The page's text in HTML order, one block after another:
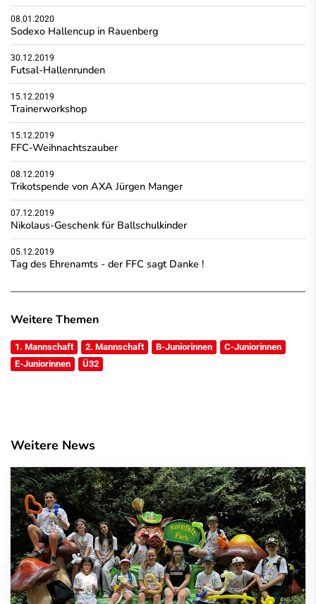
08.01.2020
Sodexo Hallencup in Rauenberg
30.12.2019
Futsal-Hallenrunden
15.12.2019
Trainerworkshop
15.12.2019
FFC-Weihnachtszauber
08.12.2019
Trikotspende von AXA Jürgen Manger
07.12.2019
Nikolaus-Geschenk für Ballschulkinder
05.12.2019
Tag des Ehrenamts - der FFC sagt Danke !
Weitere Themen
1. Mannschaft 2. Mannschaft B-Juniorinnen
C-Juniorinnen
E-Juniorinnen
Ü32
Weitere News